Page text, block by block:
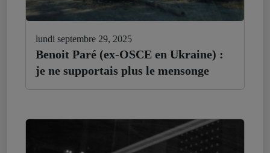
lundi septembre 29, 2025
Benoit Paré (ex-OSCE en Ukraine) :
je ne supportais plus le mensonge